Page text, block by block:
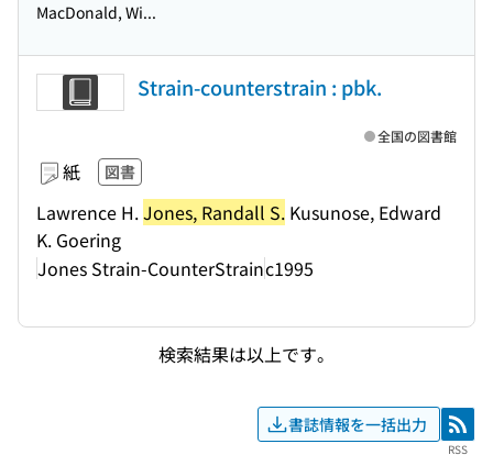
MacDonald, Wi...
Strain-counterstrain : pbk.
紙 図書
Lawrence H.Jones, Randall S. Kusunose, Edward
K. Goering
Jones Strain-CounterStrainc1995
全国の図書館
検索結果は以上です。
書誌情報を一括出力 RSS
RSS